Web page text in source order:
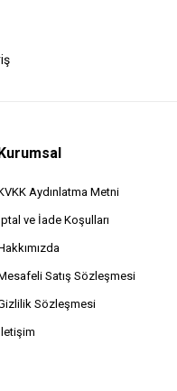
Kurumsal
Aydınlatma Metni
ve İade Koşulları
Satış Sözleşmesi
Sözleşmesi